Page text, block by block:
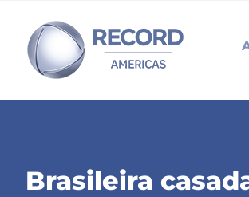
content
Brasileira